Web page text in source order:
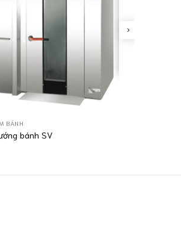
BÁNH
bánh SV